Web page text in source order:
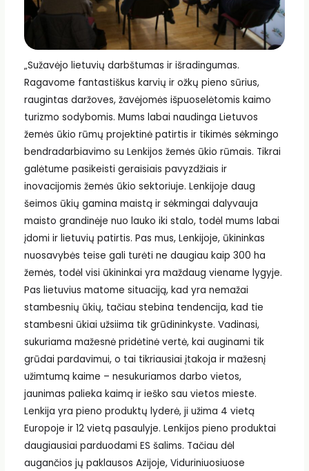
„Sužavėjo lietuvių darbštumas ir išradingumas.
Ragavome fantastiškus karvių ir ožkų pieno sūrius,
raugintas daržoves, žavėjomės išpuoselėtomis kaimo
turizmo sodybomis. Mums labai naudinga Lietuvos
žemės ūkio rūmų projektinė patirtis ir tikimės sėkmingo
bendradarbiavimo su Lenkijos žemės ūkio rūmais. Tikrai
galėtume pasikeisti geraisiais pavyzdžiais ir
inovacijomis žemės ūkio sektoriuje. Lenkijoje daug
šeimos ūkių gamina maistą ir sėkmingai dalyvauja
maisto grandinėje nuo lauko iki stalo, todėl mums labai
įdomi ir lietuvių patirtis. Pas mus, Lenkijoje, ūkininkas
nuosavybės teise gali turėti ne daugiau kaip 300 ha
žemės, todėl visi ūkininkai yra maždaug viename lygyje.
Pas lietuvius matome situaciją, kad yra nemažai
stambesnių ūkių, tačiau stebina tendencija, kad tie
stambesni ūkiai užsiima tik grūdininkyste. Vadinasi,
sukuriama mažesnė pridėtinė vertė, kai auginami tik
grūdai pardavimui, o tai tikriausiai įtakoja ir mažesnį
užimtumą kaime – nesukuriamos darbo vietos,
jaunimas palieka kaimą ir ieško sau vietos mieste.
Lenkija yra pieno produktų lyderė, ji užima 4 vietą
Europoje ir 12 vietą pasaulyje. Lenkijos pieno produktai
daugiausiai parduodami ES šalims. Tačiau dėl
augančios jų paklausos Azijoje, Viduriniuosiuose